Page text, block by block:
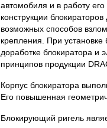
автомобиля и в работу
конструкции
возможных способов
крепления. При установке
доработке блокиратора и
принципов продукции
Корпус блокиратора
Его повышенная
Блокирующий ригель